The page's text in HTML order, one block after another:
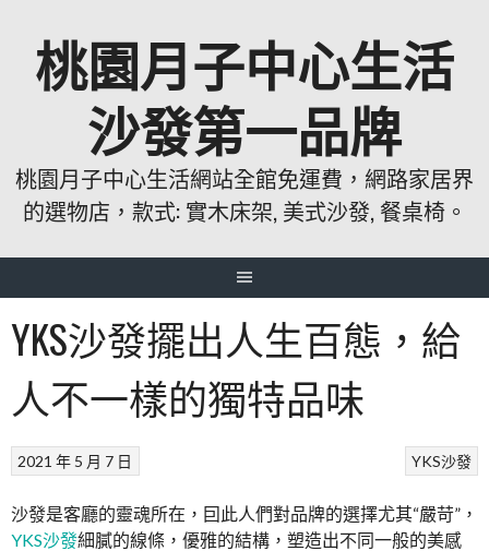
桃園月子中心生活
沙發第一品牌
桃園月子中心生活網站全館免運費，網路家居界
的選物店，款式: 實木床架, 美式沙發, 餐桌椅。
YKS沙發擺出人生百態，給
人不一樣的獨特品味
YKS沙發
2021 年 5 月 7 日
沙發是客廳的靈魂所在，囙此人們對品牌的選擇尤其“嚴苛”，
YKS沙發細膩的線條，優雅的結構，塑造出不同一般的美感